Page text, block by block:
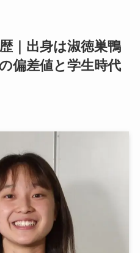
｜出身は淑徳巣鴨
偏差値と学生時代